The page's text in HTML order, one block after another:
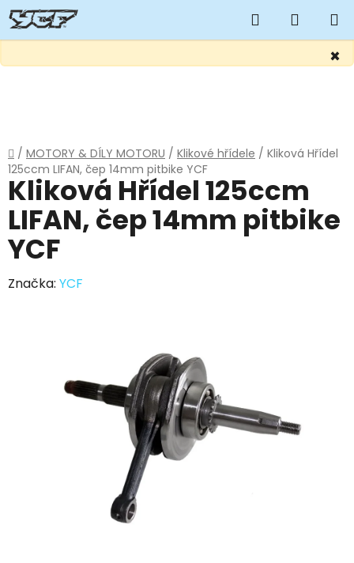
×
Hledat
KOŠÍK
Domů
/ MOTORY & DÍLY MOTORU / Klikové hřídele / Kliková Hřídel
125ccm LIFAN, čep 14mm pitbike YCF
Kliková Hřídel 125ccm
LIFAN, čep 14mm pitbike
YCF
Značka: YCF